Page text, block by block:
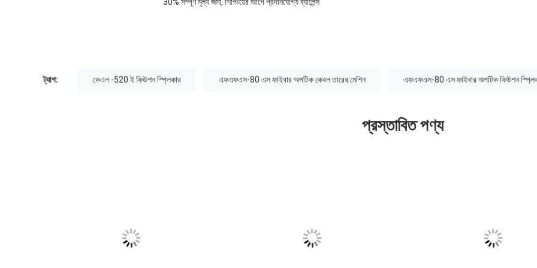
ট্যাগ: কেএল -520 ই ফিউশন স্প্লিকার এফএফএস-80 এস ফাইবার অপটিক কেবল তারের মেশিন এফএফএস-80 এস ফাইবার অপটিক ফিউশন
প্রস্তাবিত পণ্য